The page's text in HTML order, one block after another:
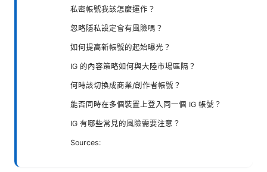
私密帳號我該怎麼運作？
忽略隱私設定會有風險嗎？
如何提高新帳號的起始曝光？
IG 的內容策略如何與大陸市場區隔？
何時該切換成商業/創作者帳號？
能否同時在多個裝置上登入同一個 IG 帳號？
IG 有哪些常見的風險需要注意？
Sources: